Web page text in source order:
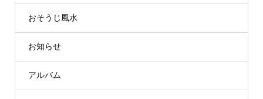
おそうじ風水
お知らせ
アルバム